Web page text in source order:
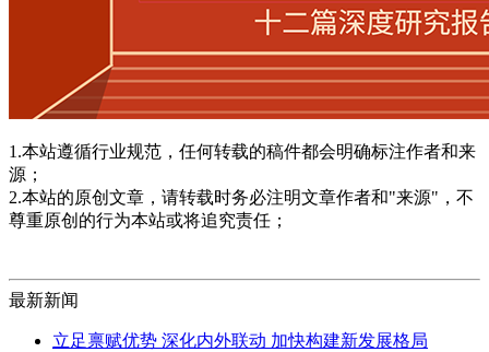
1.本站遵循行业规范，任何转载的稿件都会明确标注作者和来
源；
2.本站的原创文章，请转载时务必注明文章作者和"来源"，不
尊重原创的行为本站或将追究责任；
最新新闻
立足禀赋优势 深化内外联动 加快构建新发展格局